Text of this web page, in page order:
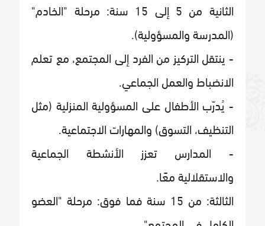
الثانية من 5 إلى 15 سنة: مرحلة "الخادم"
(المدرسة والمسؤولية).
- ينتقل التركيز من الفرد إلى المجتمع، مع تعلم
الانضباط والعمل الجماعي.
- يُدرّب الأطفال على المسؤولية المنزلية (مثل
التنظيف، التسوق) والمهارات الاجتماعية.
- المدارس تعزز الأنشطة الجماعية
والاستقلالية معًا.
الثالثة: من 15 سنة فما فوق: مرحلة "العضو